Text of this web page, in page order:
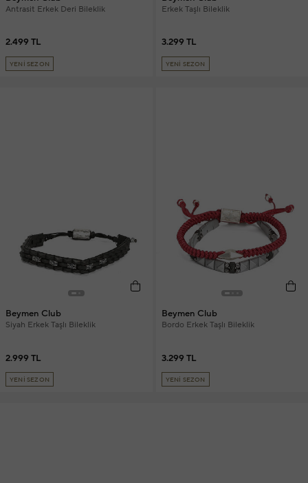
Antrasit Erkek Deri Bileklik
2.499 TL
YENİ SEZON
Erkek Taşlı Bileklik
3.299 TL
YENİ SEZON
Beymen Club
Siyah Erkek Taşlı Bileklik
2.999 TL
YENİ SEZON
Beymen Club
Bordo Erkek Taşlı Bileklik
3.299 TL
YENİ SEZON